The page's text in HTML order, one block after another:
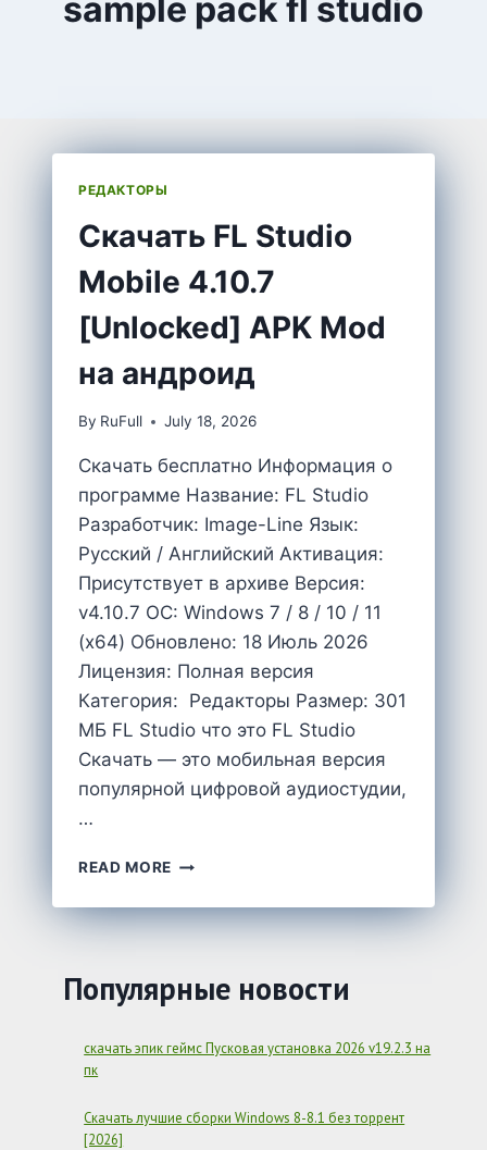
sample pack fl studio
РЕДАКТОРЫ
Скачать FL Studio
Mobile 4.10.7
[Unlocked] APK Mod
на андроид
By RuFull July 18, 2026
Скачать бесплатно Информация о
программе Название: FL Studio
Разработчик: Image-Line Язык:
Русский / Английский Активация:
Присутствует в архиве Версия:
v4.10.7 OC: Windows 7 / 8 / 10 / 11
(x64) Обновлено: 18 Июль 2026
Лицензия: Полная версия
Категория: Редакторы Размер: 301
MБ FL Studio что это FL Studio
Скачать — это мобильная версия
популярной цифровой аудиостудии,
…
READ MORE СКАЧАТЬ
STUDIO
APK
НА
Популярные новости
скачать эпик геймс Пусковая установка 2026 v19.2.3 на
пк
Скачать лучшие сборки Windows 8-8.1 без торрент
[2026]